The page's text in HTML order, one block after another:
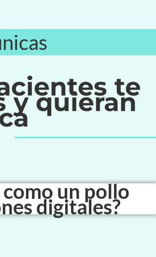
te
y quieran
como un pollo
digitales?